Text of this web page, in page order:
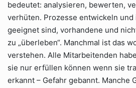
bedeutet: analysieren, bewerten,
verhüten. Prozesse entwickeln
geeignet sind, vorhandene und
zu „überleben“. Manchmal ist das
verstehen. Alle Mitarbeitenden
sie nur erfüllen können wenn sie
erkannt – Gefahr gebannt. Manche